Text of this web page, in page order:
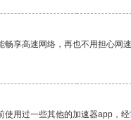
享高速网络，再也不用担心网速
用过一些其他的加速器app，